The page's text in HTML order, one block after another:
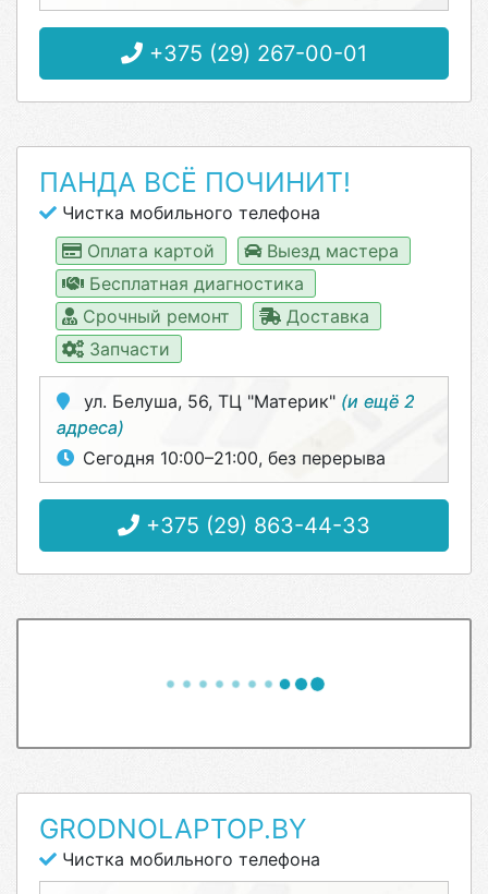
+375 (29) 267-00-01
ПАНДА ВСЁ ПОЧИНИТ!
Чистка мобильного телефона
Оплата картой
Выезд мастера
Бесплатная диагностика
Срочный ремонт
Доставка
Запчасти
ул. Белуша, 56, ТЦ "Материк" (и ещё 2
адреса)
Сегодня 10:00–21:00, без перерыва
+375 (29) 863-44-33
GRODNOLAPTOP.BY
Чистка мобильного телефона